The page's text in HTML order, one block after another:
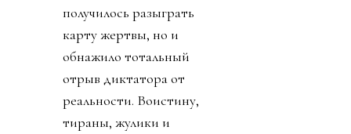
получилось разыграть
карту жертвы, но и
обнажило тотальный
отрыв диктатора от
реальности. Воистину,
тираны, жулики и